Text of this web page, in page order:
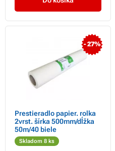
- 27%
Prestieradlo papier. rolka
2vrst. šírka 500mm/dĺžka
50m/40 biele
Skladom 8 ks